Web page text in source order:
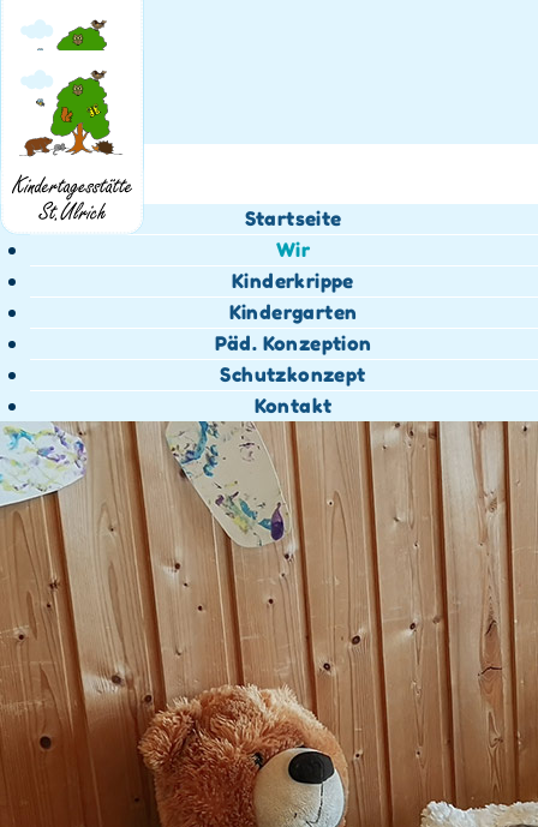
Startseite
Wir
Kinderkrippe
Kindergarten
Päd. Konzeption
Schutzkonzept
Kontakt